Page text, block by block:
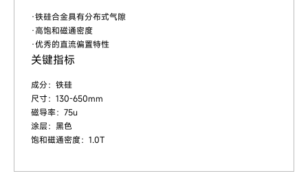
·铁硅合金具有分布式气隙
·高饱和磁通密度
·优秀的直流偏置特性
关键指标
成分：铁硅
尺寸：130-650mm
磁导率：75u
涂层：黑色
饱和磁通密度：1.0T